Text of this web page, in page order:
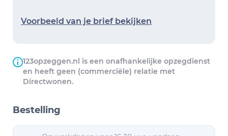
Voorbeeld van je brief bekijken
123opzeggen.nl is een onafhankelijke opzegdienst
en heeft geen (commerciële) relatie met
Directwonen.
Bestelling